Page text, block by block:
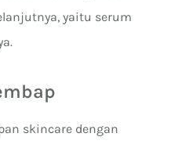
yaitu serum
skincare dengan